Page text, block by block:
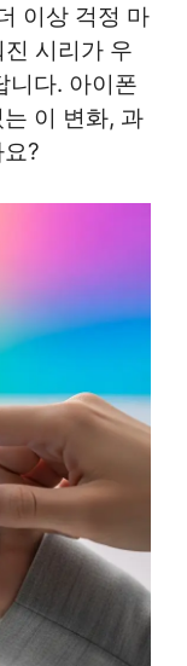
이상 걱정 마
시리가 우
니다. 아이폰
이 변화, 과
?